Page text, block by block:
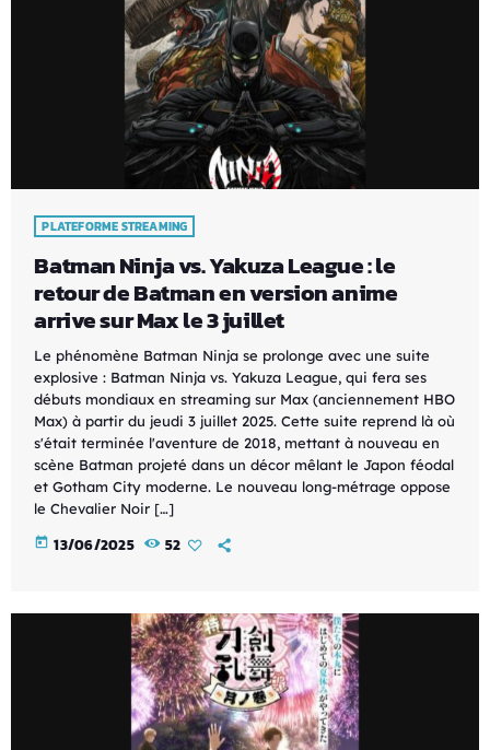
PLATEFORME STREAMING
Batman Ninja vs. Yakuza League : le
retour de Batman en version anime
arrive sur Max le 3 juillet
Le phénomène Batman Ninja se prolonge avec une suite
explosive : Batman Ninja vs. Yakuza League, qui fera ses
débuts mondiaux en streaming sur Max (anciennement HBO
Max) à partir du jeudi 3 juillet 2025. Cette suite reprend là où
s'était terminée l'aventure de 2018, mettant à nouveau en
scène Batman projeté dans un décor mêlant le Japon féodal
et Gotham City moderne. Le nouveau long-métrage oppose
le Chevalier Noir […]
today 13/06/2025 52